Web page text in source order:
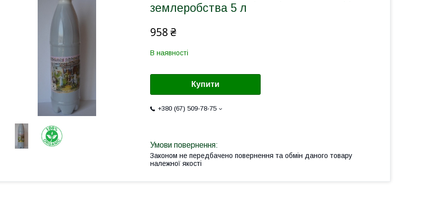
землеробства 5 л
958 ₴
В наявності
Купити
+380 (67) 509-78-75
Законом не передбачено повернення та обмін даного товару
належної якості